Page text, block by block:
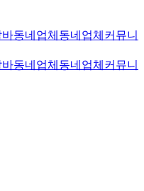
바동네업체 동네업체 커뮤니
바동네업체 동네업체 커뮤니